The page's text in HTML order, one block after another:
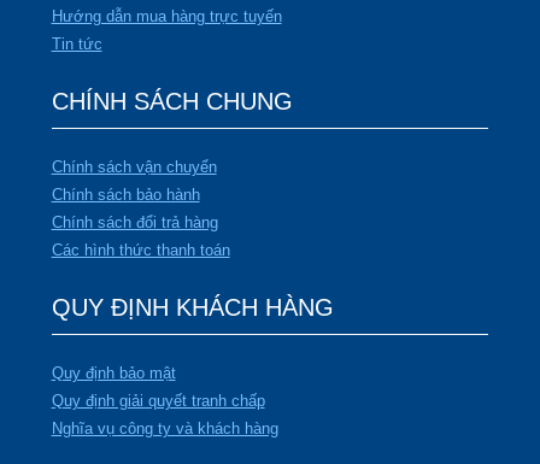
Hướng dẫn mua hàng trực tuyến
Tin tức
CHÍNH SÁCH CHUNG
Chính sách vận chuyển
Chính sách bảo hành
Chính sách đổi trả hàng
Các hình thức thanh toán
QUY ĐỊNH KHÁCH HÀNG
Quy định bảo mật
Quy định giải quyết tranh chấp
Nghĩa vụ công ty và khách hàng